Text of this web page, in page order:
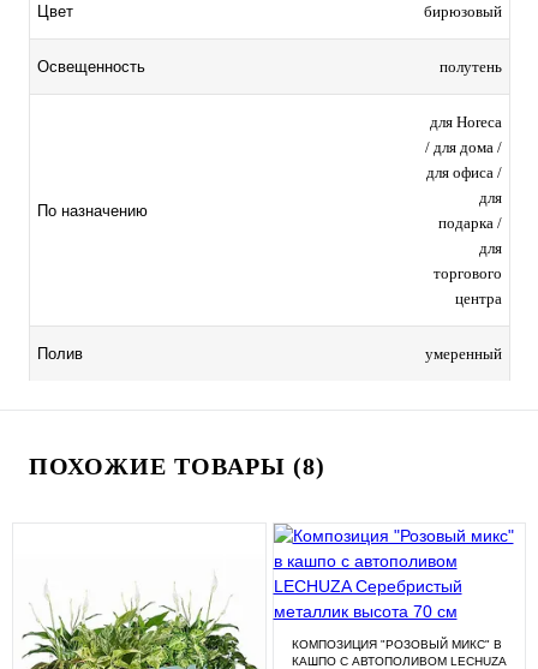
Цвет бирюзовый
Освещенность полутень
По назначению
для Horeca
/ для дома /
для офиса /
для
подарка /
для
торгового
центра
Полив умеренный
ПОХОЖИЕ ТОВАРЫ (8)
КОМПОЗИЦИЯ "РОЗОВЫЙ МИКС" В
КАШПО С АВТОПОЛИВОМ LECHUZA